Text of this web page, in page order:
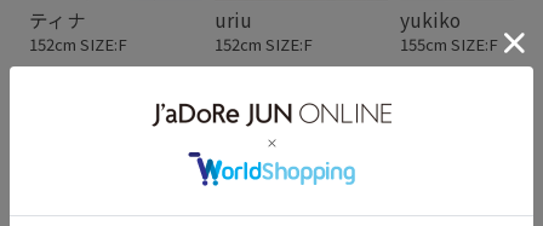
ティナ
152cm SIZE:F
uriu
152cm SIZE:F
yukiko
155cm SIZE:F
スタッフレビュー